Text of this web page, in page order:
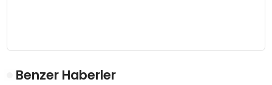
Benzer Haberler